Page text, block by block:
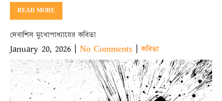
READ MORE
দেবাশিস মুখোপাধ্যায়ের কবিতা
January 20, 2026 | No Comments |কবিতা